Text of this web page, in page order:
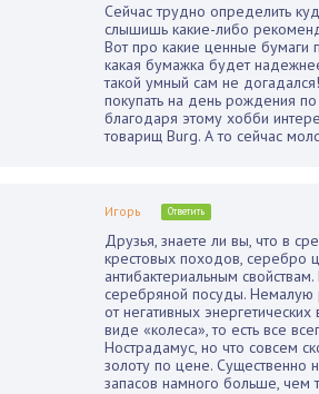
Сейчас трудно определить
слышишь какие-либо
Вот про какие ценные
какая бумажка будет
такой умный сам не
покупать на день рождения
благодаря этому хобби
товарищ Burg. А то сейчас
Игорь Ответить
Друзья, знаете ли вы, что в
крестовых походов, серебро
антибактериальным
серебряной посуды. Немалую
от негативных
виде «колеса», то есть все
Нострадамус, но что совсем
золоту по цене. Существенно
запасов намного больше,